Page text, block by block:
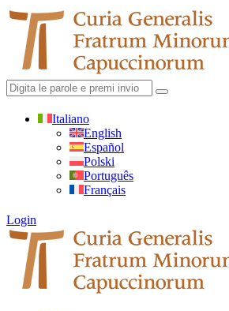
Italiano
English
Español
Polski
Português
Français
Login